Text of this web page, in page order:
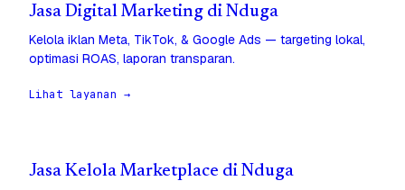
Jasa Digital Marketing di Nduga
Kelola iklan Meta, TikTok, & Google Ads — targeting lokal,
optimasi ROAS, laporan transparan.
Lihat layanan →
Jasa Kelola Marketplace di Nduga